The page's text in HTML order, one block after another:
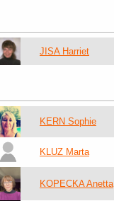
JISA Harriet
KERN Sophie
KLUZ Marta
KOPECKA Anetta